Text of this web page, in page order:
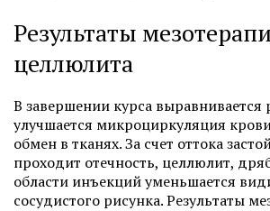
Результаты
целлюлита
В завершении курса выравнивается
улучшается микроциркуляция
обмен в тканях. За счет оттока
проходит отечность, целлюлит,
области инъекций уменьшается
сосудистого рисунка. Результаты